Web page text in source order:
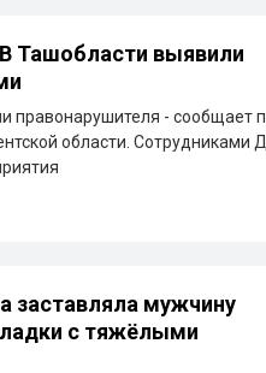
Ташобласти выявили
правонарушителя - сообщает
области. Сотрудниками
заставляла мужчину
с тяжёлыми